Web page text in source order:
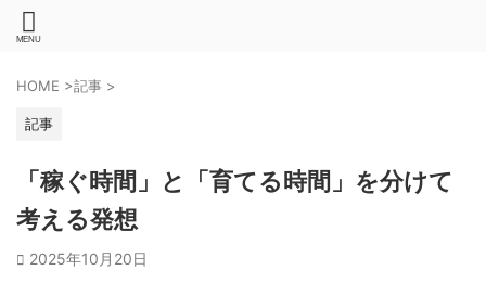
HOME >記事 >
記事
「稼ぐ時間」と「育てる時間」を分けて
考える発想
2025年10月20日